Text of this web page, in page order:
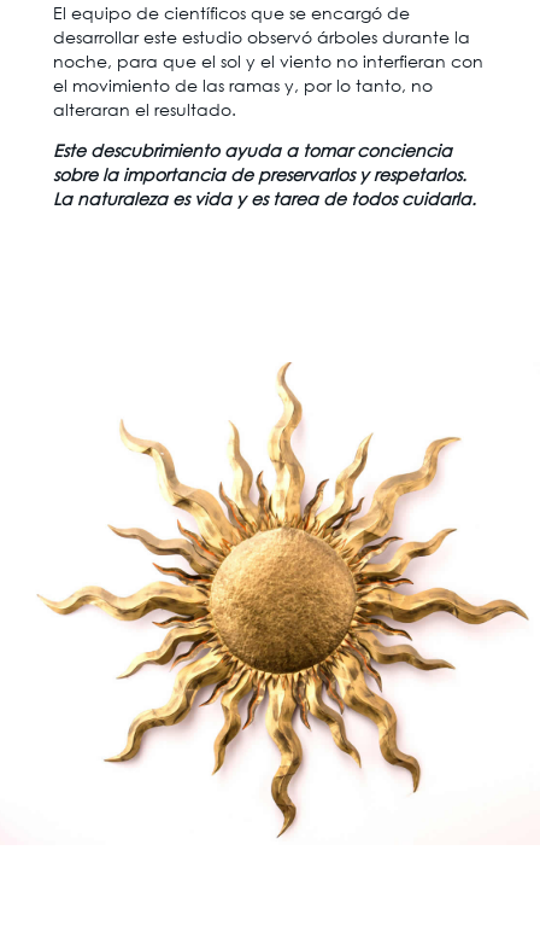
El equipo de científicos que se encargó de
desarrollar este estudio observó árboles durante la
noche, para que el sol y el viento no interfieran con
el movimiento de las ramas y, por lo tanto, no
alteraran el resultado.
Este descubrimiento ayuda a tomar conciencia
sobre la importancia de preservarlos y respetarlos.
La naturaleza es vida y es tarea de todos cuidarla.